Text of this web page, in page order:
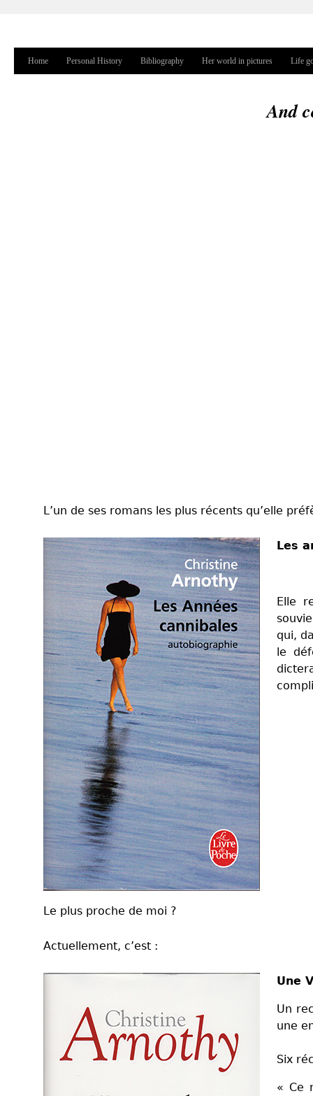
Main menu
Home Personal History Bibliography Her world in pictures Life
And
L’un de ses romans les plus récents qu’elle
Les
Elle
qui,
le
Le plus proche de moi ?
Actuellement, c’est :
Une
Un
une
Six
« Ce